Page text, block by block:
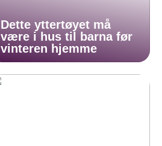
Dette yttertøyet må
være i hus til barna før
vinteren hjemme